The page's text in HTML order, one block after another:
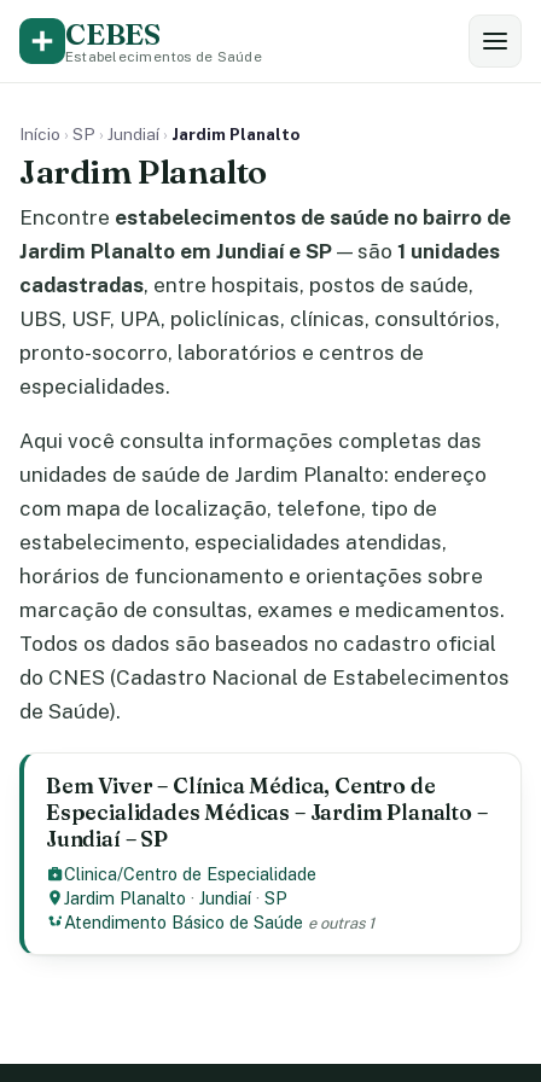
CEBES
Estabelecimentos de Saúde
Início › SP › Jundiaí › Jardim Planalto
Jardim Planalto
Encontre estabelecimentos de saúde no bairro de
Jardim Planalto em Jundiaí e SP — são 1 unidades
cadastradas, entre hospitais, postos de saúde,
UBS, USF, UPA, policlínicas, clínicas, consultórios,
pronto-socorro, laboratórios e centros de
especialidades.
Aqui você consulta informações completas das
unidades de saúde de Jardim Planalto: endereço
com mapa de localização, telefone, tipo de
estabelecimento, especialidades atendidas,
horários de funcionamento e orientações sobre
marcação de consultas, exames e medicamentos.
Todos os dados são baseados no cadastro oficial
do CNES (Cadastro Nacional de Estabelecimentos
de Saúde).
Bem Viver – Clínica Médica, Centro de
Especialidades Médicas – Jardim Planalto –
Jundiaí – SP
Clinica/Centro de Especialidade
Jardim Planalto ·Jundiaí ·SP
Atendimento Básico de Saúde e outras 1